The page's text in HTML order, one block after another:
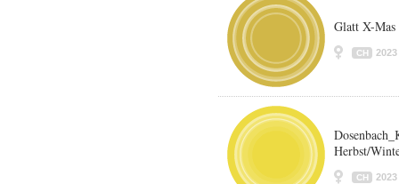
Glatt X-Mas
CH 2023
Herbst/
CH 2023